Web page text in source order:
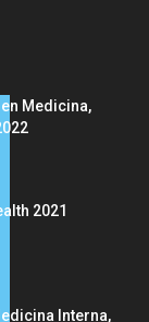
Medicina,
2021
Interna,